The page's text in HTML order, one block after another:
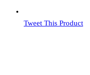
Tweet This Product